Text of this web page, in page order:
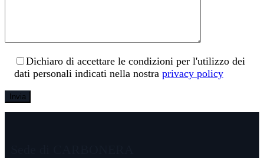
Dichiaro di accettare le condizioni per l'utilizzo dei
dati personali indicati nella nostra privacy policy